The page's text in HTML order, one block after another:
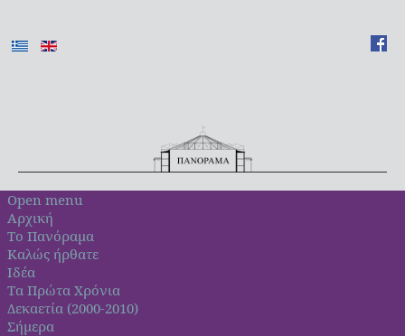
Open menu
Αρχική
Το Πανόραμα
Καλώς ήρθατε
Ιδέα
Τα Πρώτα Χρόνια
Δεκαετία (2000-2010)
Σήμερα